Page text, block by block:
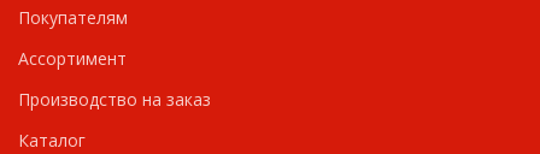
Покупателям
Ассортимент
Производство на заказ
Каталог